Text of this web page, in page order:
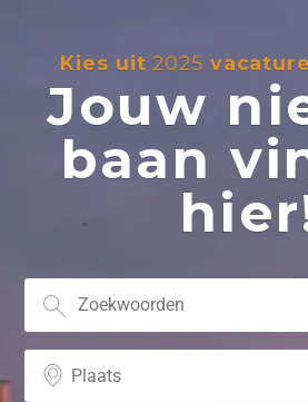
Kies uit2025
Jouw
baan